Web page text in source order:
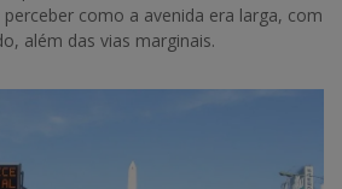
como a avenida era larga, com
além das vias marginais.